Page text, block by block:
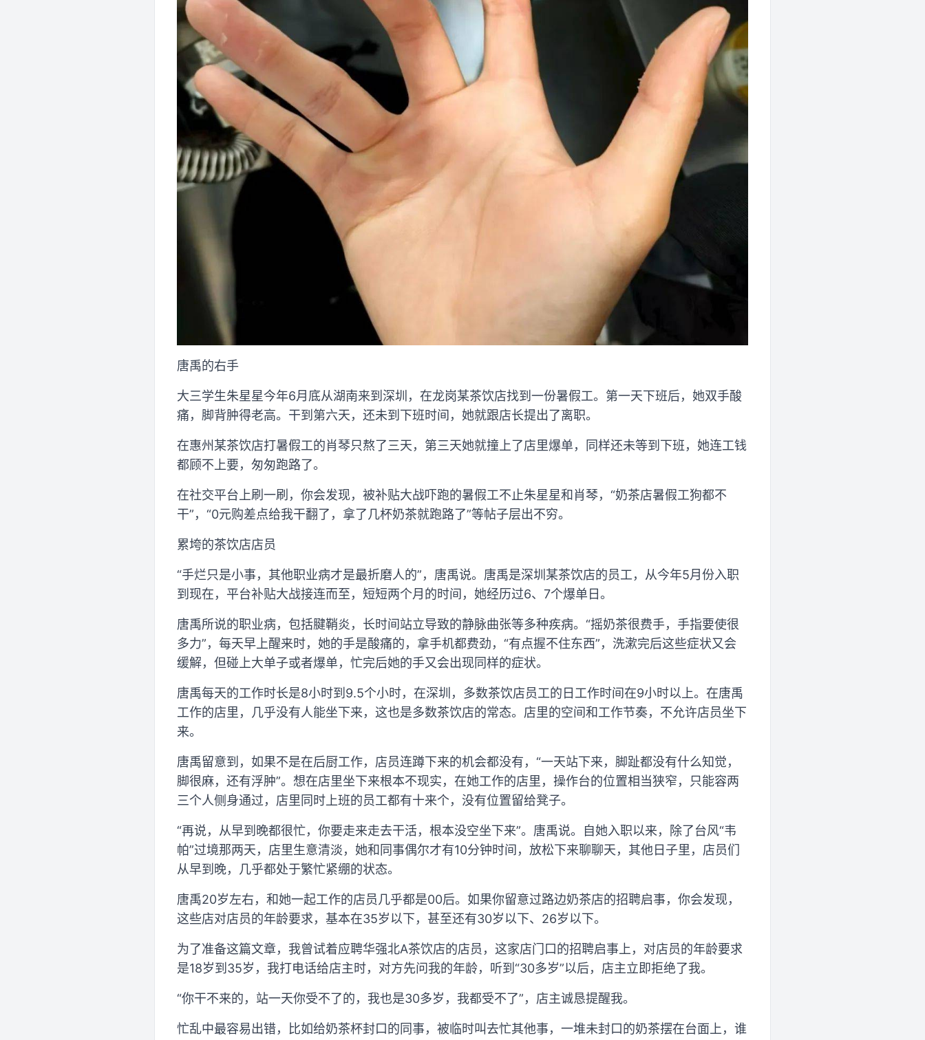
唐禹的右手
大三学生朱星星今年6月底从湖南来到深圳，在龙岗某茶饮店找到一份暑假工。第一天下班后，她双手酸
痛，脚背肿得老高。干到第六天，还未到下班时间，她就跟店长提出了离职。
在惠州某茶饮店打暑假工的肖琴只熬了三天，第三天她就撞上了店里爆单，同样还未等到下班，她连工钱
都顾不上要，匆匆跑路了。
在社交平台上刷一刷，你会发现，被补贴大战吓跑的暑假工不止朱星星和肖琴，“奶茶店暑假工狗都不
干”，“0元购差点给我干翻了，拿了几杯奶茶就跑路了”等帖子层出不穷。
累垮的茶饮店店员
“手烂只是小事，其他职业病才是最折磨人的”，唐禹说。唐禹是深圳某茶饮店的员工，从今年5月份入职
到现在，平台补贴大战接连而至，短短两个月的时间，她经历过6、7个爆单日。
唐禹所说的职业病，包括腱鞘炎，长时间站立导致的静脉曲张等多种疾病。“摇奶茶很费手，手指要使很
多力”，每天早上醒来时，她的手是酸痛的，拿手机都费劲，“有点握不住东西”，洗漱完后这些症状又会
缓解，但碰上大单子或者爆单，忙完后她的手又会出现同样的症状。
唐禹每天的工作时长是8小时到9.5个小时，在深圳，多数茶饮店员工的日工作时间在9小时以上。在唐禹
工作的店里，几乎没有人能坐下来，这也是多数茶饮店的常态。店里的空间和工作节奏，不允许店员坐下
来。
唐禹留意到，如果不是在后厨工作，店员连蹲下来的机会都没有，“一天站下来，脚趾都没有什么知觉，
脚很麻，还有浮肿”。想在店里坐下来根本不现实，在她工作的店里，操作台的位置相当狭窄，只能容两
三个人侧身通过，店里同时上班的员工都有十来个，没有位置留给凳子。
“再说，从早到晚都很忙，你要走来走去干活，根本没空坐下来”。唐禹说。自她入职以来，除了台风“韦
帕”过境那两天，店里生意清淡，她和同事偶尔才有10分钟时间，放松下来聊聊天，其他日子里，店员们
从早到晚，几乎都处于繁忙紧绷的状态。
唐禹20岁左右，和她一起工作的店员几乎都是00后。如果你留意过路边奶茶店的招聘启事，你会发现，
这些店对店员的年龄要求，基本在35岁以下，甚至还有30岁以下、26岁以下。
为了准备这篇文章，我曾试着应聘华强北A茶饮店的店员，这家店门口的招聘启事上，对店员的年龄要求
是18岁到35岁，我打电话给店主时，对方先问我的年龄，听到“30多岁”以后，店主立即拒绝了我。
“你干不来的，站一天你受不了的，我也是30多岁，我都受不了”，店主诚恳提醒我。
忙乱中最容易出错，比如给奶茶杯封口的同事，被临时叫去忙其他事，一堆未封口的奶茶摆在台面上，谁